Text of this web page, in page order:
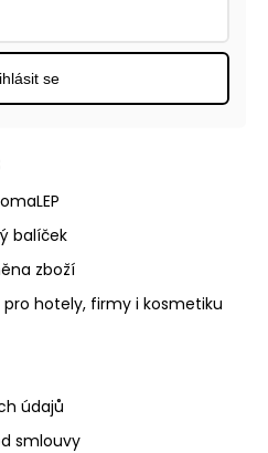
balíček
zboží
pro hotely, firmy i kosmetiku
údajů
smlouvy
se